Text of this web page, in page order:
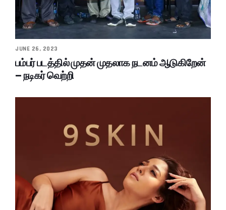
JUNE 26, 2023
பம்பர் படத்தில் முதன் முதலாக நடனம் ஆடுகிறேன்
– நடிகர் வெற்றி